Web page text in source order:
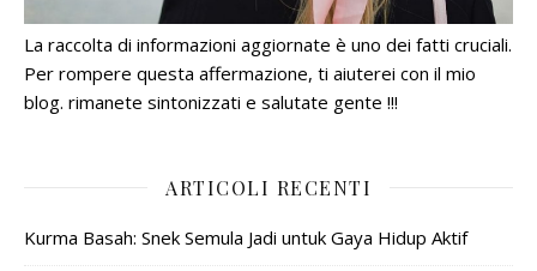
La raccolta di informazioni aggiornate è uno dei fatti cruciali.
Per rompere questa affermazione, ti aiuterei con il mio
blog. rimanete sintonizzati e salutate gente !!!
ARTICOLI RECENTI
Kurma Basah: Snek Semula Jadi untuk Gaya Hidup Aktif